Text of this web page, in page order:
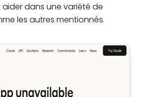
dans une variété de
les autres mentionnés.